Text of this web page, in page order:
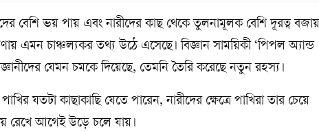
বেশি ভয় পায় এবং নারীদের কাছ থেকে তুলনামূলক বেশি দূরত্ব বজায়
এমন চাঞ্চল্যকর তথ্য উঠে এসেছে। বিজ্ঞান সাময়িকী ‘পিপল অ্যান্ড
যেমন চমকে দিয়েছে, তেমনি তৈরি করেছে নতুন রহস্য।
যতটা কাছাকাছি যেতে পারেন, নারীদের ক্ষেত্রে পাখিরা তার চেয়ে
রেখে আগেই উড়ে চলে যায়।